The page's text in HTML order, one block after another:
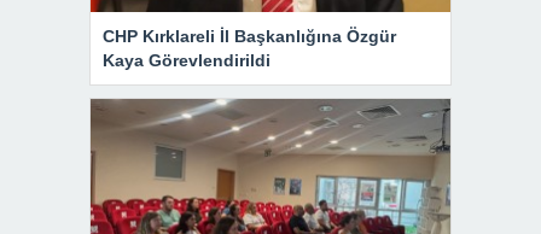
CHP Kırklareli İl Başkanlığına Özgür
Kaya Görevlendirildi